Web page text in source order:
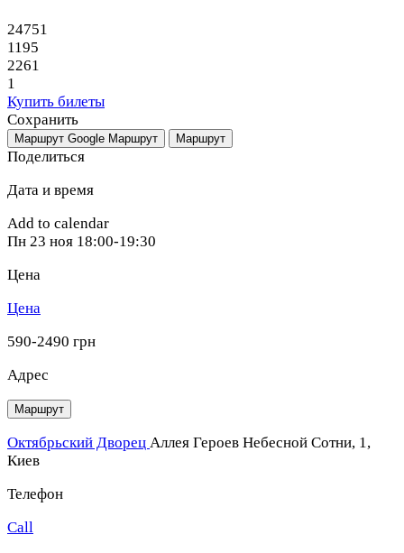
24751
1195
2261
1
Купить билеты
Сохранить
Маршрут Google Маршрут Маршрут
Поделиться
Дата и время
Add to calendar
Пн 23 ноя 18:00-19:30
Цена
Цена
590-2490 грн
Адрес
Маршрут
Октябрьский Дворец Аллея Героев Небесной Сотни, 1,
Киев
Телефон
Call